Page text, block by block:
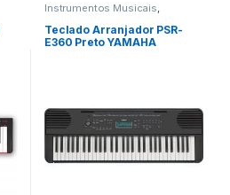
Instrumentos Musicais,
Teclado Arranjador PSR-
E360 Preto YAMAHA